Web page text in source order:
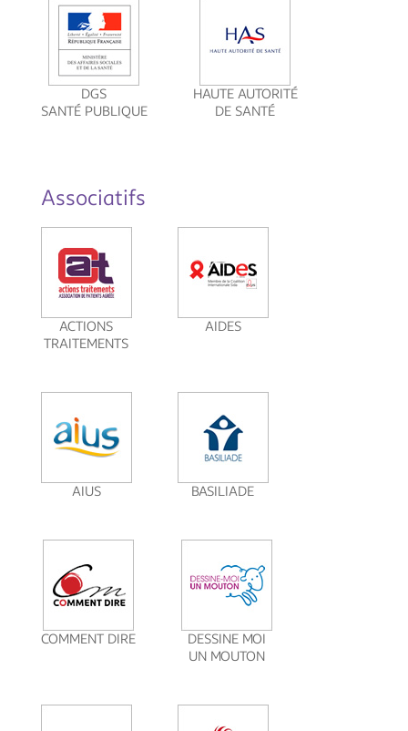
DGS
SANTÉ PUBLIQUE
HAUTE AUTORITÉ
DE SANTÉ
Associatifs
ACTIONS
TRAITEMENTS
AIDES
AIUS BASILIADE
COMMENT DIRE
DESSINE MOI
UN MOUTON